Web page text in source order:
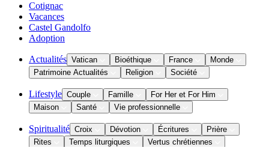
Cotignac
Vacances
Castel Gandolfo
Adoption
Actualités Vatican Bioéthique France
Monde
Patrimoine Actualités
Religion Société
Lifestyle Couple Famille
For Her et For Him
Maison
Santé Vie professionnelle
Spiritualité Croix Dévotion Écritures
Prière
Rites
Temps liturgiques Vertus chrétiennes